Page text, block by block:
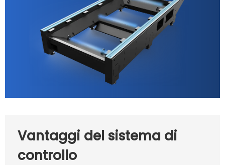
Vantaggi del sistema di
controllo